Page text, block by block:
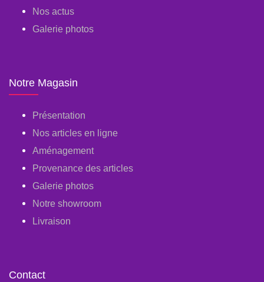
Nos actus
Galerie photos
Notre Magasin
Présentation
Nos articles en ligne
Aménagement
Provenance des articles
Galerie photos
Notre showroom
Livraison
Contact